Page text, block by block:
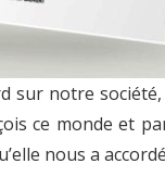
sur notre
ce monde et
nous a